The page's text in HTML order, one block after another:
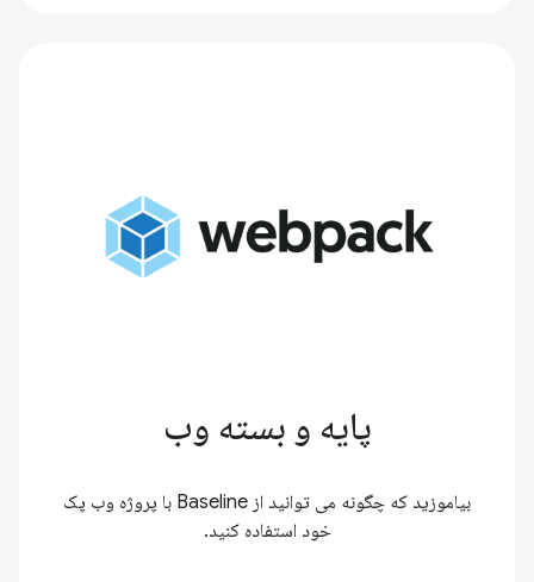
پایه و بسته وب
بیاموزید که چگونه می توانید از Baseline با پروژه وب پک
خود استفاده کنید.